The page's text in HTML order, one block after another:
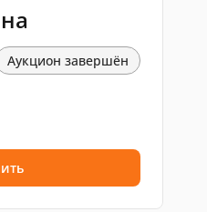
Аукцион завершён